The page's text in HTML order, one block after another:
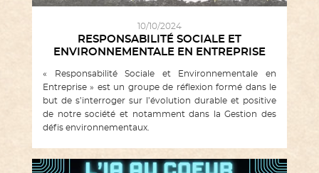
10/10/2024
RESPONSABILITÉ SOCIALE ET
ENVIRONNEMENTALE EN ENTREPRISE
« Responsabilité Sociale et Environnementale en
Entreprise » est un groupe de réflexion formé dans le
but de s’interroger sur l’évolution durable et positive
de notre société et notamment dans la Gestion des
défis environnementaux.